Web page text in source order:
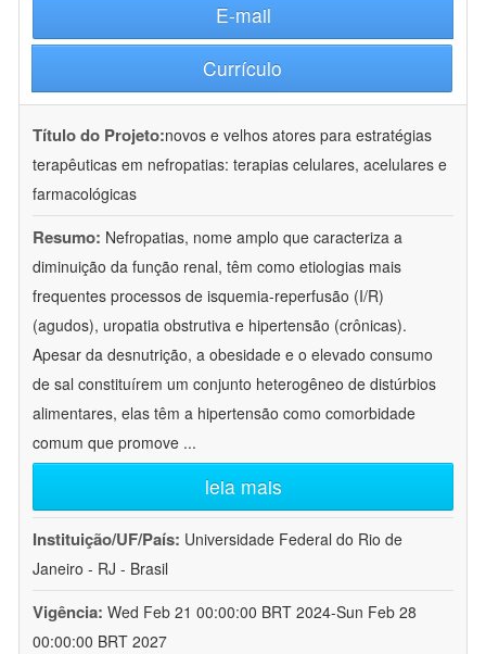
E-mail
Currículo
Título do Projeto:novos e velhos atores para estratégias
terapêuticas em nefropatias: terapias celulares, acelulares e
farmacológicas
Resumo: Nefropatias, nome amplo que caracteriza a
diminuição da função renal, têm como etiologias mais
frequentes processos de isquemia-reperfusão (I/R)
(agudos), uropatia obstrutiva e hipertensão (crônicas).
Apesar da desnutrição, a obesidade e o elevado consumo
de sal constituírem um conjunto heterogêneo de distúrbios
alimentares, elas têm a hipertensão como comorbidade
comum que promove ...
leia mais
Instituição/UF/País: Universidade Federal do Rio de
Janeiro - RJ - Brasil
Vigência: Wed Feb 21 00:00:00 BRT 2024-Sun Feb 28
00:00:00 BRT 2027